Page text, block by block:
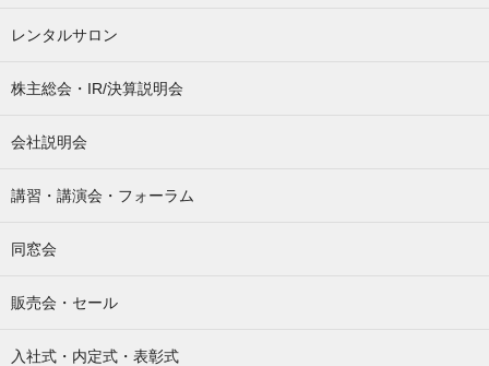
レンタルサロン
株主総会・IR/決算説明会
会社説明会
講習・講演会・フォーラム
同窓会
販売会・セール
入社式・内定式・表彰式